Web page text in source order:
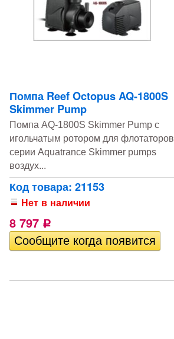
Помпа Reef Octopus AQ-1800S
Skimmer Pump
Помпа AQ-1800S Skimmer Pump с
игольчатым ротором для флотаторов
серии Aquatrance Skimmer pumps
воздух...
Код товара: 21153
Нет в наличии
8 797 Р